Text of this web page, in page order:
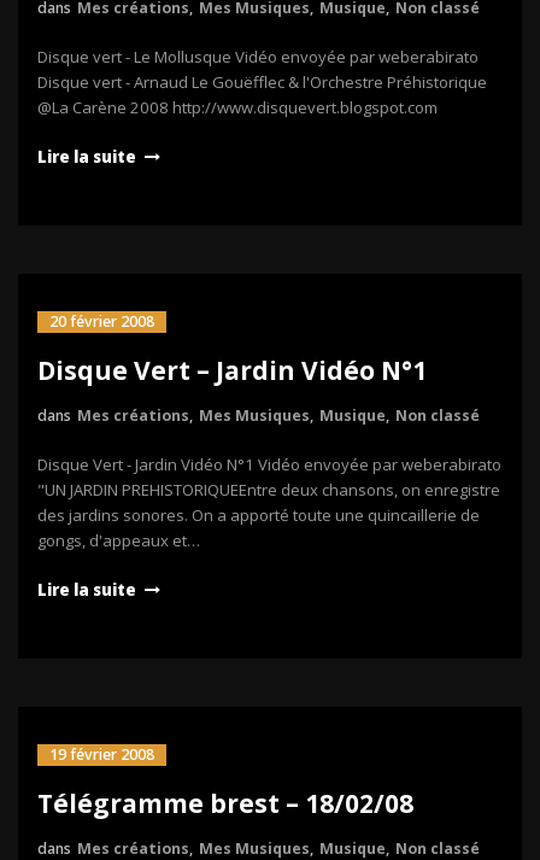
dans Mes créations, Mes Musiques, Musique, Non classé
Disque vert - Le Mollusque Vidéo envoyée par weberabirato
Disque vert - Arnaud Le Gouëfflec & l'Orchestre Préhistorique
@La Carène 2008 http://www.disquevert.blogspot.com
Lire la suite
20 février 2008
Disque Vert – Jardin Vidéo N°1
dans Mes créations, Mes Musiques, Musique, Non classé
Disque Vert - Jardin Vidéo N°1 Vidéo envoyée par weberabirato
"UN JARDIN PREHISTORIQUEEntre deux chansons, on enregistre
des jardins sonores. On a apporté toute une quincaillerie de
gongs, d'appeaux et…
Lire la suite
19 février 2008
Télégramme brest – 18/02/08
dans Mes créations, Mes Musiques, Musique, Non classé